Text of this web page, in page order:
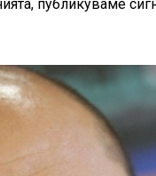
публикуваме